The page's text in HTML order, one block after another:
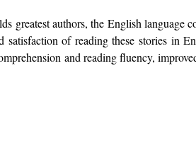
greatest authors, the English language
satisfaction of reading these stories in
and reading fluency,